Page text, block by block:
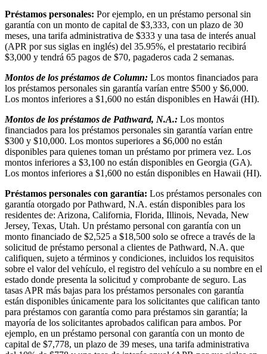
Préstamos personales: Por ejemplo, en un préstamo personal sin
garantía con un monto de capital de $3,333, con un plazo de 30
meses, una tarifa administrativa de $333 y una tasa de interés anual
(APR por sus siglas en inglés) del 35.95%, el prestatario recibirá
$3,000 y tendrá 65 pagos de $70, pagaderos cada 2 semanas.
Montos de los préstamos de Column: Los montos financiados para
los préstamos personales sin garantía varían entre $500 y $6,000.
Los montos inferiores a $1,600 no están disponibles en Hawái (HI).
Montos de los préstamos de Pathward, N.A.: Los montos
financiados para los préstamos personales sin garantía varían entre
$300 y $10,000. Los montos superiores a $6,000 no están
disponibles para quienes toman un préstamo por primera vez. Los
montos inferiores a $3,100 no están disponibles en Georgia (GA).
Los montos inferiores a $1,600 no están disponibles en Hawaii (HI).
Préstamos personales con garantía: Los préstamos personales con
garantía otorgado por Pathward, N.A. están disponibles para los
residentes de: Arizona, California, Florida, Illinois, Nevada, New
Jersey, Texas, Utah. Un préstamo personal con garantía con un
monto financiado de $2,525 a $18,500 solo se ofrece a través de la
solicitud de préstamo personal a clientes de Pathward, N.A. que
califiquen, sujeto a términos y condiciones, incluidos los requisitos
sobre el valor del vehículo, el registro del vehículo a su nombre en el
estado donde presenta la solicitud y comprobante de seguro. Las
tasas APR más bajas para los préstamos personales con garantía
están disponibles únicamente para los solicitantes que califican tanto
para préstamos con garantía como para préstamos sin garantía; la
mayoría de los solicitantes aprobados califican para ambos. Por
ejemplo, en un préstamo personal con garantía con un monto de
capital de $7,778, un plazo de 39 meses, una tarifa administrativa